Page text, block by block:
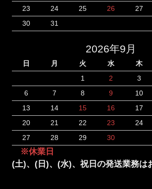
23
24 25 26 27
30
31
2026年9月
日 月 火 水 木
1
2 3
6
7 8 9 10
13
14 15 16 17
20
21 22 23 24
27
28 29 30
※休業日
(土)、(日)、(水)、祝日の発送業務は